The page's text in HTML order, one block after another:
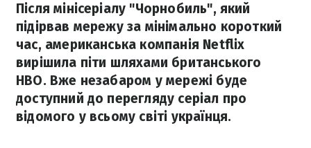
Після мінісеріалу "Чорнобиль", який
підірвав мережу за мінімально короткий
час, американська компанія Netflix
вирішила піти шляхами британського
HBO. Вже незабаром у мережі буде
доступний до перегляду серіал про
відомого у всьому світі українця.